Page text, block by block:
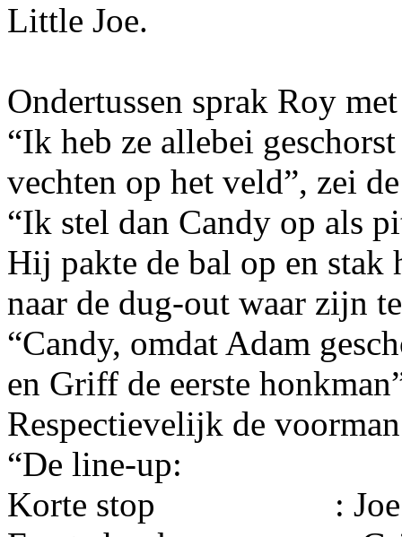
Little Joe.
Ondertussen sprak Roy
“Ik heb ze allebei
vechten op het veld”, zei
“Ik stel dan Candy op als
Hij pakte de bal op en
naar de dug-out waar zijn
“Candy, omdat Adam
en Griff de eerste
Respectievelijk de
“De line-up:
Korte stop
: Joe